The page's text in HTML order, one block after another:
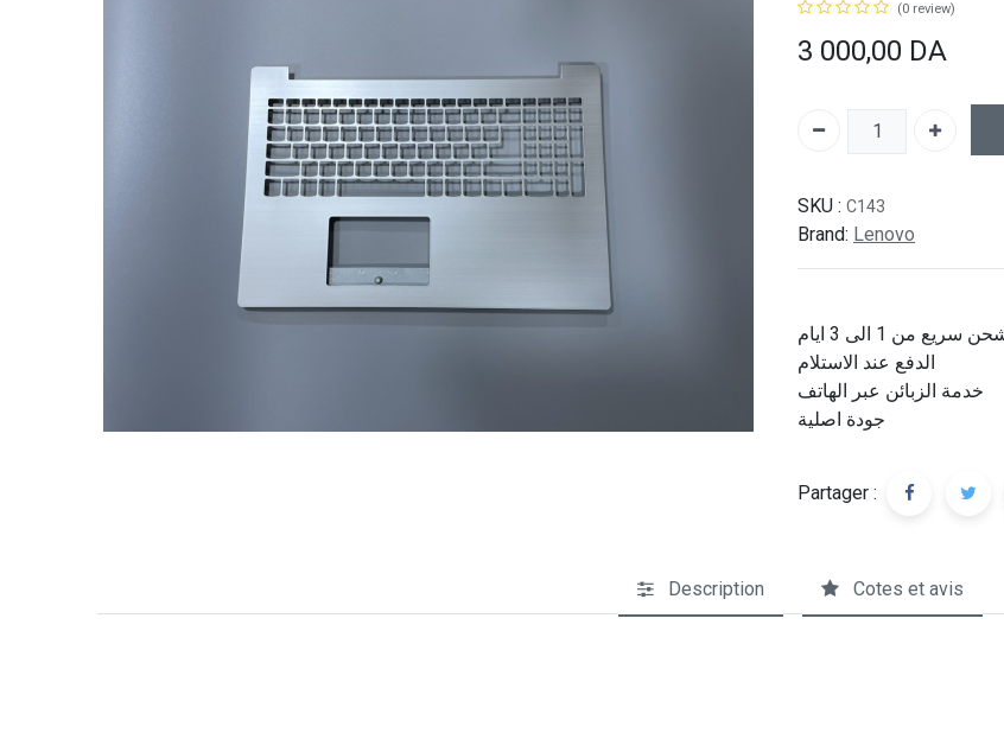
(0 review)
3 000,00 DA
SKU : C143
Brand: Lenovo
سريع من 1 الى 3 ايام
الدفع عند الاستلام
خدمة الزبائن عبر الهاتف
جودة اصلية
Partager :
Description Cotes et avis